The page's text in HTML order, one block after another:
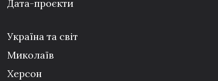
Дата-проєкти
Україна та світ
Миколаїв
Херсон